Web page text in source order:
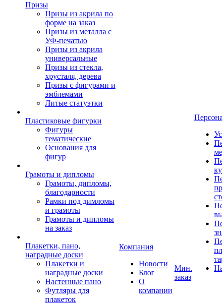
Призы
Призы из акрила по
форме на заказ
Призы из металла с
УФ-печатью
Призы из акрила
универсальные
Призы из стекла,
хрусталя, дерева
Призы с фигурами и
эмблемами
Литые статуэтки
Пластиковые фигурки
Фигуры
тематические
Основания для
фигур
Грамоты и дипломы
Грамоты, дипломы,
благодарности
Рамки под димломы
и грамоты
Грамоты и дипломы
на заказ
Плакетки, пано,
наградные доски
Плакетки и
наградные доски
Настенные пано
Футляры для
плакеток
Компания
Новости
Блог
О
компании
Мин.
заказ